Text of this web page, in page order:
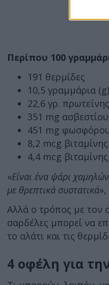
Περίπου 100
191 θερμίδες
10,5 γραμμάρια
22,6 γρ. πρωτεΐνης
351 mg ασβεστίου
451 mg
8,2 mcg
4,4 mcg
«Είναι ένα ψάρι
με θρεπτικά συστατικά
Αλλά ο τρόπος με τον
σαρδέλες μπορεί να
το αλάτι και τις
4 οφέλη για